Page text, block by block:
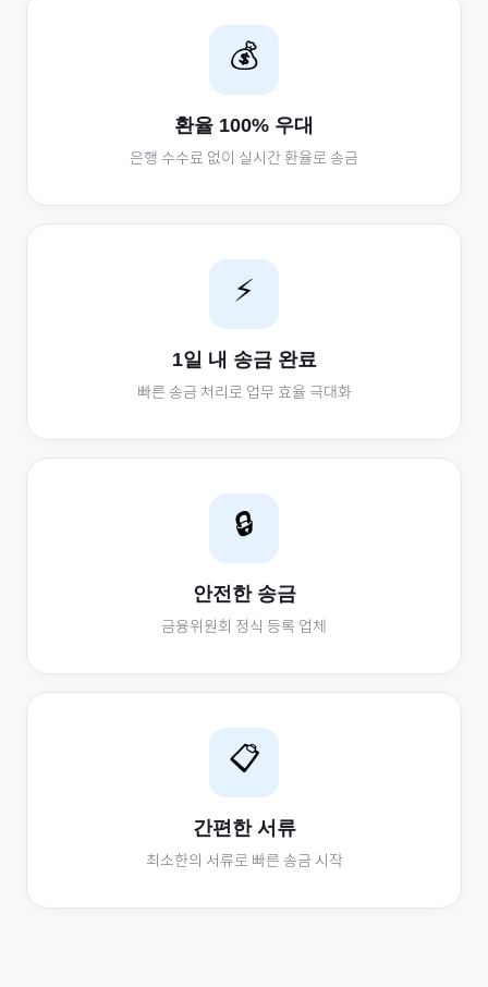
💰
환율 100% 우대
은행 수수료 없이 실시간 환율로 송금
⚡
1일 내 송금 완료
빠른 송금 처리로 업무 효율 극대화
🔒
안전한 송금
금융위원회 정식 등록 업체
📋
간편한 서류
최소한의 서류로 빠른 송금 시작